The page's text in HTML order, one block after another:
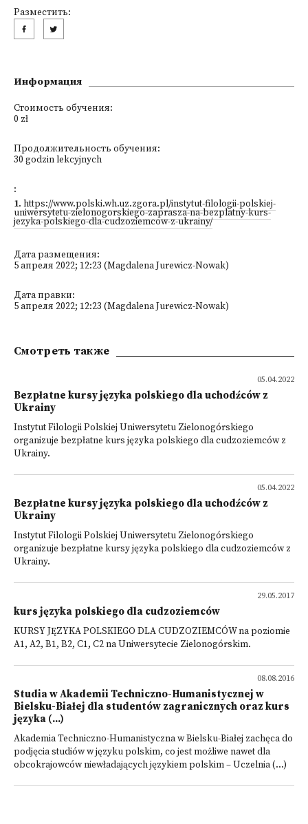
Разместить:
Информация
Стоимость обучения:
0 zł
Продолжительность обучения:
30 godzin lekcyjnych
:
1. https://www.polski.wh.uz.zgora.pl/instytut-filologii-polskiej-
uniwersytetu-zielonogorskiego-zaprasza-na-bezplatny-kurs-
jezyka-polskiego-dla-cudzoziemcow-z-ukrainy/
Дата размещения:
5 апреля 2022; 12:23 (Magdalena Jurewicz-Nowak)
Дата правки:
5 апреля 2022; 12:23 (Magdalena Jurewicz-Nowak)
Смотреть также
05.04.2022
Bezpłatne kursy języka polskiego dla uchodźców z
Ukrainy
Instytut Filologii Polskiej Uniwersytetu Zielonogórskiego
organizuje bezpłatne kurs języka polskiego dla cudzoziemców z
Ukrainy.
05.04.2022
Bezpłatne kursy języka polskiego dla uchodźców z
Ukrainy
Instytut Filologii Polskiej Uniwersytetu Zielonogórskiego
organizuje bezpłatne kursy języka polskiego dla cudzoziemców z
Ukrainy.
29.05.2017
kurs języka polskiego dla cudzoziemców
KURSY JĘZYKA POLSKIEGO DLA CUDZOZIEMCÓW na poziomie
A1, A2, B1, B2, C1, C2 na Uniwersytecie Zielonogórskim.
08.08.2016
Studia w Akademii Techniczno-Humanistycznej w
Bielsku-Białej dla studentów zagranicznych oraz kurs
języka (...)
Akademia Techniczno-Humanistyczna w Bielsku-Białej zachęca do
podjęcia studiów w języku polskim, co jest możliwe nawet dla
obcokrajowców niewładających językiem polskim – Uczelnia (...)